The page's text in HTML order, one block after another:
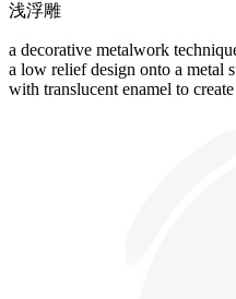
浅浮雕
a decorative metalwork
a low relief design onto a metal
with translucent enamel to